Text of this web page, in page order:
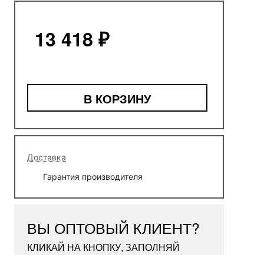
13 418 ₽
В КОРЗИНУ
Доставка
Гарантия производителя
ВЫ ОПТОВЫЙ КЛИЕНТ?
КЛИКАЙ НА КНОПКУ, ЗАПОЛНЯЙ